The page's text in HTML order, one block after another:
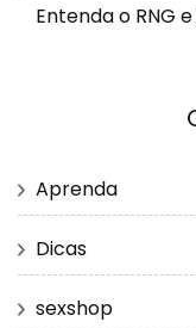
Entenda o RNG
Aprenda
Dicas
sexshop